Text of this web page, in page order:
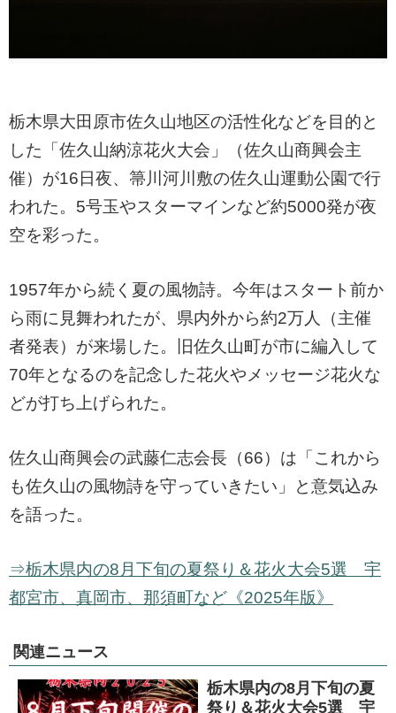
栃木県大田原市佐久山地区の活性化などを目的と
した「佐久山納涼花火大会」（佐久山商興会主
催）が16日夜、箒川河川敷の佐久山運動公園で行
われた。5号玉やスターマインなど約5000発が夜
空を彩った。
1957年から続く夏の風物詩。今年はスタート前か
ら雨に見舞われたが、県内外から約2万人（主催
者発表）が来場した。旧佐久山町が市に編入して
70年となるのを記念した花火やメッセージ花火な
どが打ち上げられた。
佐久山商興会の武藤仁志会長（66）は「これから
も佐久山の風物詩を守っていきたい」と意気込み
を語った。
⇒栃木県内の8月下旬の夏祭り＆花火大会5選 宇
都宮市、真岡市、那須町など《2025年版》
関連ニュース
栃木県内の8月下旬の夏
祭り＆花火大会5選 宇